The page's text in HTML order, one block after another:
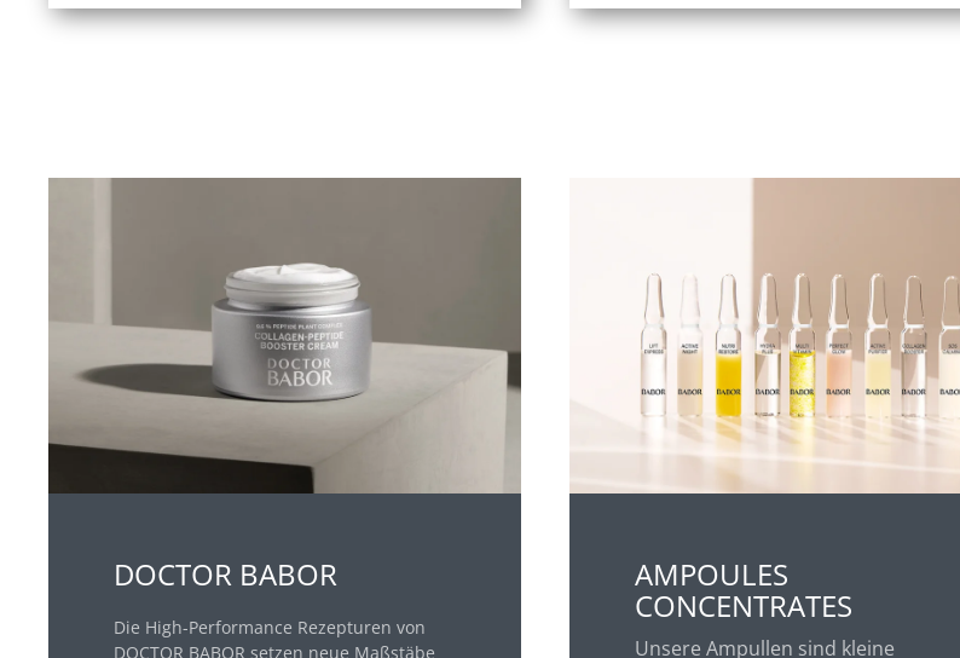
DOCTOR BABOR
Die High-Performance Rezepturen von
DOCTOR BABOR setzen neue Maßstäbe
AMPOULES
CONCENTRATES
Unsere Ampullen sind kleine